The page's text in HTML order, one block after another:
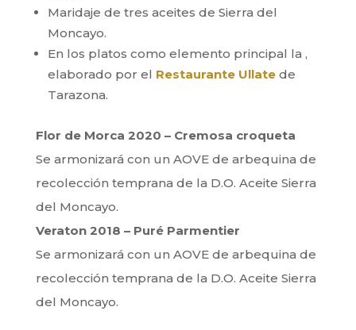
Maridaje de tres aceites de Sierra del
Moncayo.
En los platos como elemento principal la ,
elaborado por el Restaurante Ullatede
Tarazona.
Flor de Morca 2020 – Cremosa croqueta
Se armonizará con un AOVE de arbequina de
recolección temprana de la D.O. Aceite Sierra
del Moncayo.
Veraton 2018 – Puré Parmentier
Se armonizará con un AOVE de arbequina de
recolección temprana de la D.O. Aceite Sierra
del Moncayo.